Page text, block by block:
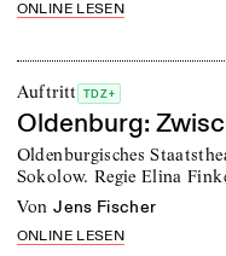
ONLINE LESEN
Auftritt TDZ+
Oldenburg:
Oldenburgisches
Sokolow. Regie Elina
von Jens Fischer
ONLINE LESEN